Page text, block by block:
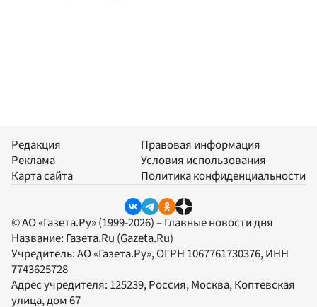
Редакция
Реклама
Карта сайта
Правовая информация
Условия использования
Политика конфиденциальности
© АО «Газета.Ру» (1999-2026) – Главные новости дня
Название: Газета.Ru (Gazeta.Ru)
Учредитель:АО «Газета.Ру», ОГРН 1067761730376, ИНН
7743625728
Адрес учредителя: 125239, Россия, Москва, Коптевская
улица, дом 67